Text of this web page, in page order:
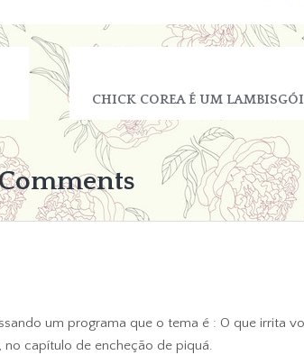
um programa que o tema é : O que irrita
no capítulo de encheção de piquá.